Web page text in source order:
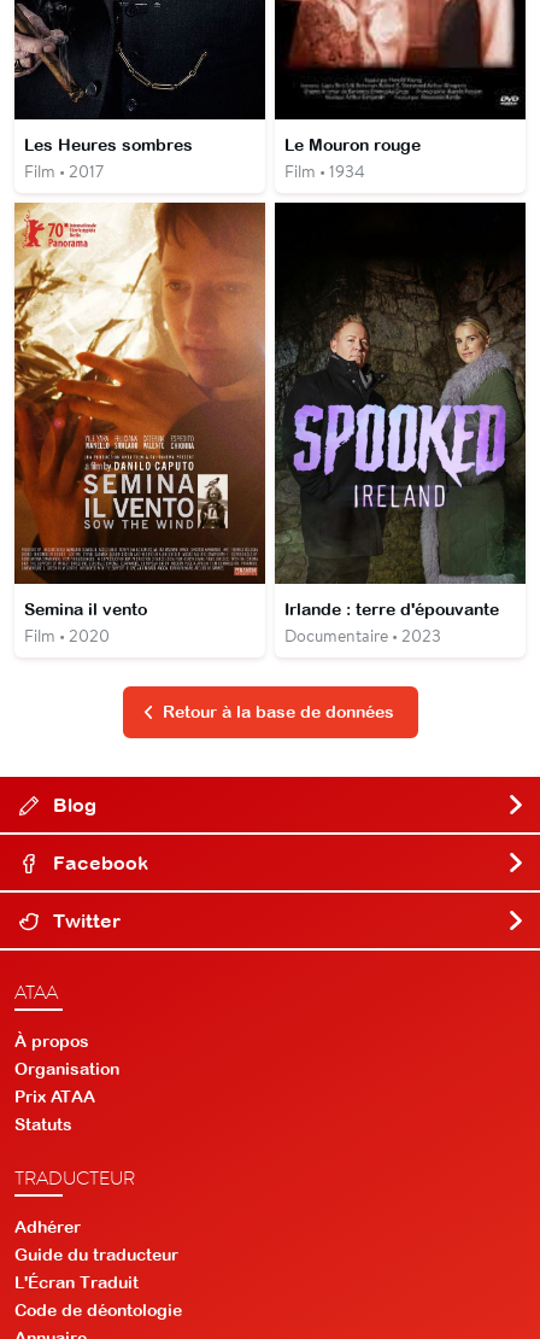
Les Heures sombres
Film • 2017
Le Mouron rouge
Film • 1934
Semina il vento
Film • 2020
Irlande : terre d'épouvante
Documentaire • 2023
Retour à la base de données
Blog
Facebook
Twitter
ATAA
À propos
Organisation
Prix ATAA
Statuts
TRADUCTEUR
Adhérer
Guide du traducteur
L'Écran Traduit
Code de déontologie